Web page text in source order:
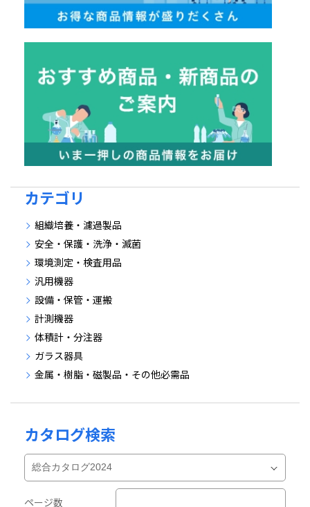
カテゴリ
組織培養・濾過製品
安全・保護・洗浄・滅菌
環境測定・検査用品
汎用機器
設備・保管・運搬
計測機器
体積計・分注器
ガラス器具
金属・樹脂・磁製品・その他必需品
カタログ検索
ページ数